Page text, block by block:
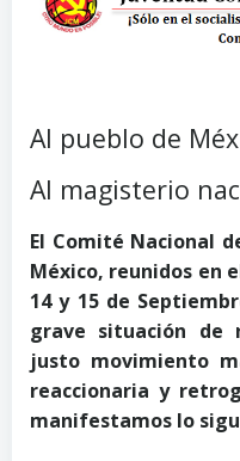
Al pueblo de
Al magisterio
El Comité Nacional
México, reunidos en
14 y 15 de
grave situación de
justo movimiento
reaccionaria y
manifestamos lo